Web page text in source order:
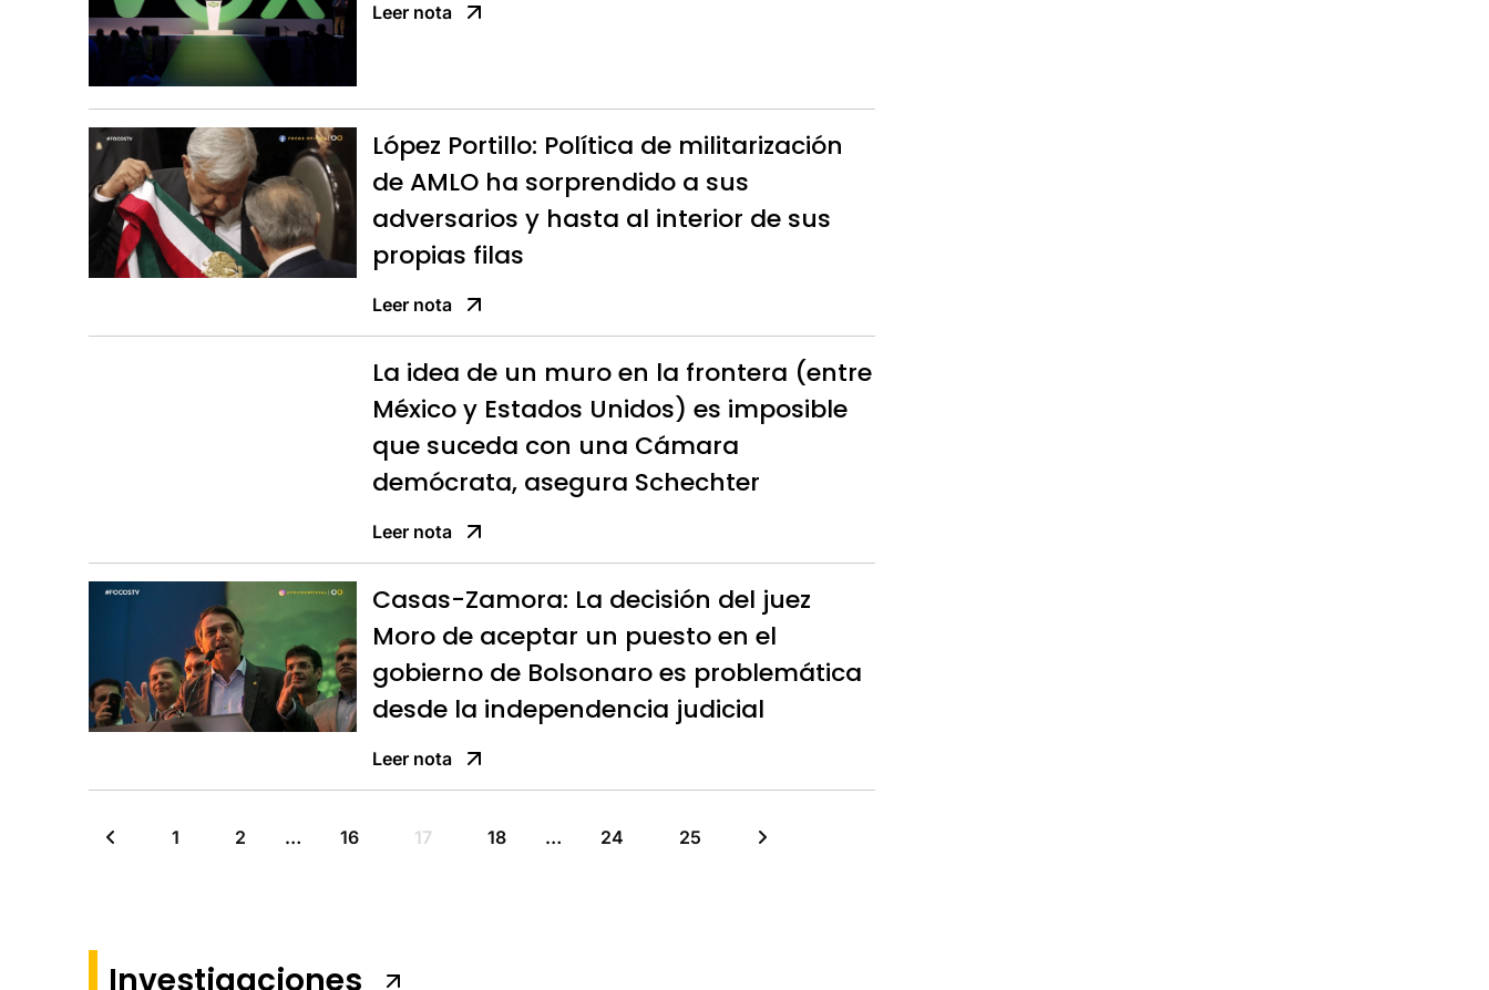
Leer nota
López Portillo: Política de militarización
de AMLO ha sorprendido a sus
adversarios y hasta al interior de sus
propias filas
Leer nota
La idea de un muro en la frontera (entre
México y Estados Unidos) es imposible
que suceda con una Cámara
demócrata, asegura Schechter
Leer nota
Casas-Zamora: La decisión del juez
Moro de aceptar un puesto en el
gobierno de Bolsonaro es problemática
desde la independencia judicial
Leer nota
1 2 … 16 17 18 … 24 25
Investigaciones